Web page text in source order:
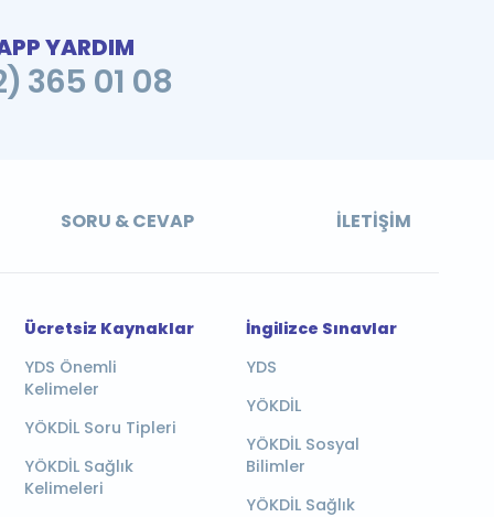
YARDIM
365 01 08
SORU & CEVAP İLETIŞIM
Ücretsiz Kaynaklar
YDS Önemli
Kelimeler
YÖKDİL Soru Tipleri
YÖKDİL Sağlık
Kelimeleri
İngilizce Sınavlar
YDS
YÖKDİL
YÖKDİL Sosyal
Bilimler
YÖKDİL Sağlık